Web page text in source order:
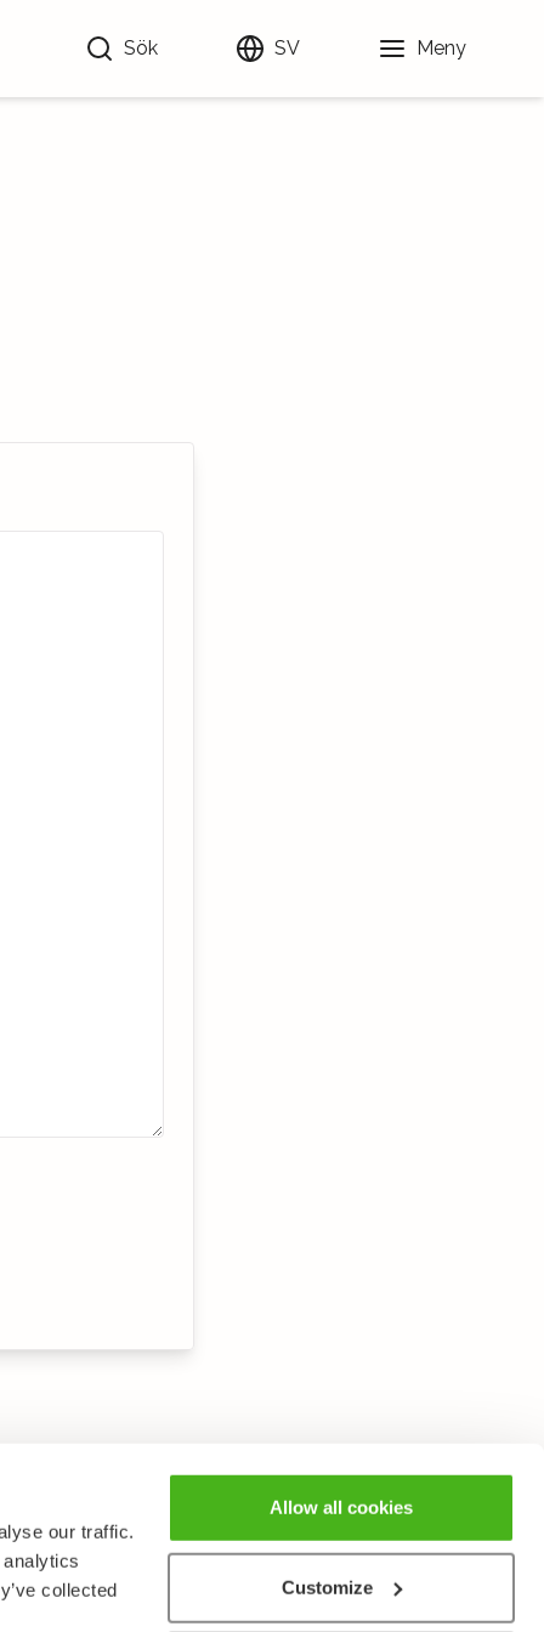
our traffic.
collected
Allow all cookies
Customize
Sök SV Meny